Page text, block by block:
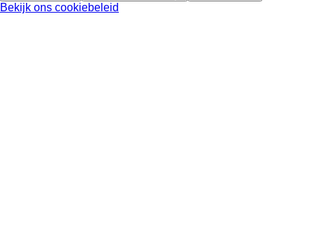
Bekijk ons cookiebeleid